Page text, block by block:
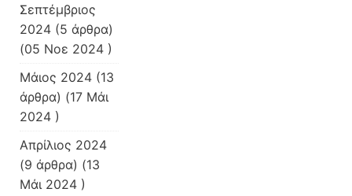
Σεπτέμβριος
2024 (5 άρθρα)
(05 Νοε 2024 )
Μάιος 2024 (13
άρθρα) (17 Μάι
2024 )
Απρίλιος 2024
(9 άρθρα) (13
Μάι 2024 )